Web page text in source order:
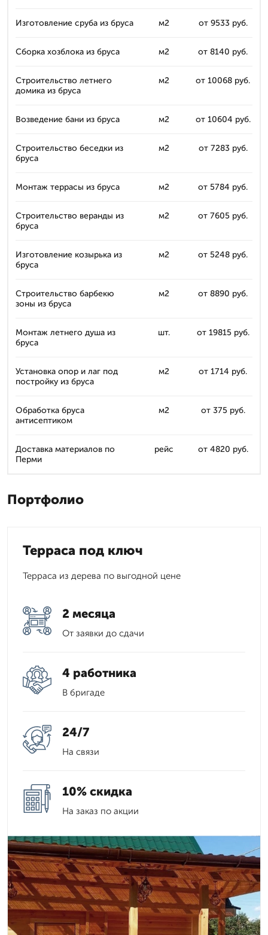
Изготовление сруба из бруса м2 от 9533 руб.
Сборка хозблока из бруса м2 от 8140 руб.
Строительство летнего
домика из бруса
м2 от 10068 руб.
Возведение бани из бруса м2 от 10604 руб.
Строительство беседки из
бруса
м2 от 7283 руб.
Монтаж террасы из бруса м2 от 5784 руб.
Строительство веранды из
бруса
м2 от 7605 руб.
Изготовление козырька из
бруса
м2 от 5248 руб.
Строительство барбекю
зоны из бруса
м2 от 8890 руб.
Монтаж летнего душа из
бруса
шт. от 19815 руб.
Установка опор и лаг под
постройку из бруса
м2 от 1714 руб.
Обработка бруса
антисептиком
м2 от 375 руб.
Доставка материалов по
Перми
рейс от 4820 руб.
Портфолио
Терраса под ключ
Терраса из дерева по выгодной цене
2 месяца
От заявки до сдачи
4 работника
В бригаде
24/7
На связи
10% скидка
На заказ по акции